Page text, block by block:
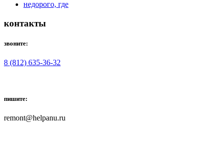
контакты
звоните:
8 (812) 635-36-32
пишите:
remont@helpanu.ru